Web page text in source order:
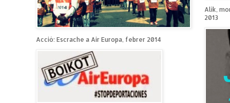
Acció: Escrache a Air Europa, febrer 2014
Alik,
2013